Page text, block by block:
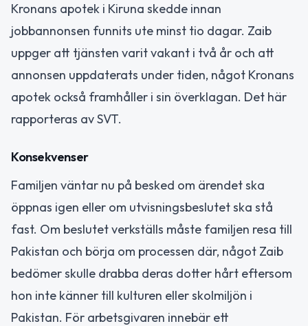
Kronans apotek i Kiruna skedde innan
jobbannonsen funnits ute minst tio dagar. Zaib
uppger att tjänsten varit vakant i två år och att
annonsen uppdaterats under tiden, något Kronans
apotek också framhåller i sin överklagan. Det här
rapporteras av SVT.
Konsekvenser
Familjen väntar nu på besked om ärendet ska
öppnas igen eller om utvisningsbeslutet ska stå
fast. Om beslutet verkställs måste familjen resa till
Pakistan och börja om processen där, något Zaib
bedömer skulle drabba deras dotter hårt eftersom
hon inte känner till kulturen eller skolmiljön i
Pakistan. För arbetsgivaren innebär ett